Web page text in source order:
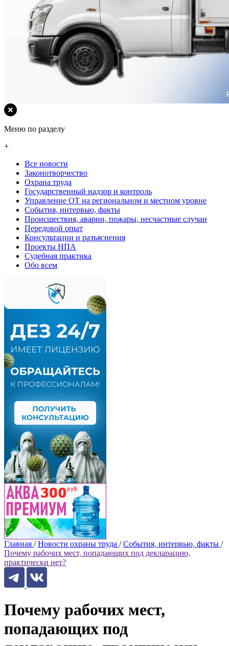
Меню по разделу
+
Все новости
Законотворчество
Охрана труда
Государственный надзор и контроль
Управление ОТ на региональном и местном уровне
События, интервью, факты
Происшествия, аварии, пожары, несчастные случаи
Передовой опыт
Консультации и разъяснения
Проекты НПА
Судебная практика
Обо всем
Главная / Новости охраны труда / События, интервью, факты /
Почему рабочих мест, попадающих под декларацию,
практически нет?
Почему рабочих мест,
попадающих под